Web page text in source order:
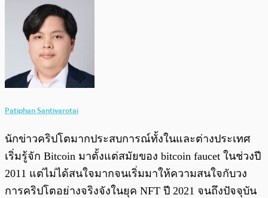
Patiphan Santivarotai
นักข่าวคริปโตมากประสบการณ์ทั้งในและต่างประเทศ
เริ่มรู้จัก Bitcoin มาตั้งแต่สมัยของ bitcoin faucet ในช่วงปี
2011 แต่ไม่ได้สนใจมากจนเริ่มมาให้ความสนใจกับวง
การคริปโตอย่างจริงจังในยุค NFT ปี 2021 จนถึงปัจจุบัน